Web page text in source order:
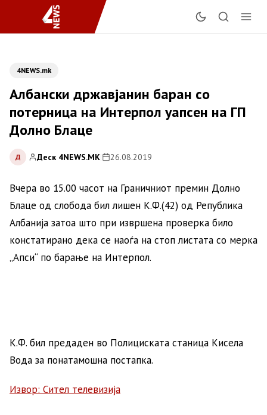
4NEWS.mk
Албански државјанин баран со
потерница на Интерпол уапсен на ГП
Долно Блаце
Д Деск 4NEWS.MK| 26.08.2019
Вчера во 15.00 часот на Граничниот премин Долно
Блаце од слобода бил лишен К.Ф.(42) од Република
Албанија затоа што при извршена проверка било
констатирано дека се наоѓа на стоп листата со мерка
„Апси“ по барање на Интерпол.
К.Ф. бил предаден во Полициската станица Кисела
Вода за понатамошна постапка.
Извор: Сител телевизија